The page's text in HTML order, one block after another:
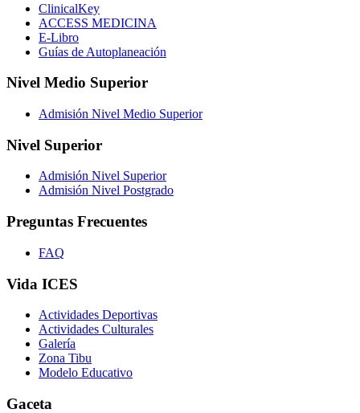
ClinicalKey
ACCESS MEDICINA
E-Libro
Guías de Autoplaneación
Nivel Medio Superior
Admisión Nivel Medio Superior
Nivel Superior
Admisión Nivel Superior
Admisión Nivel Postgrado
Preguntas Frecuentes
FAQ
Vida ICES
Actividades Deportivas
Actividades Culturales
Galería
Zona Tibu
Modelo Educativo
Gaceta